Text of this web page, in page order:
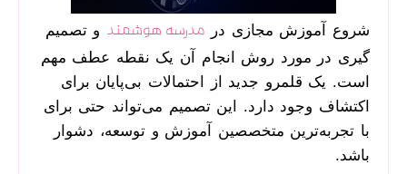
شروع آموزش مجازی در مدرسه هوشمند و تصمیم
گیری در مورد روش انجام آن یک نقطه عطف مهم
است. یک قلمرو جدید از احتمالات بی‌پایان برای
اکتشاف وجود دارد. این تصمیم می‌تواند حتی برای
با تجربه‌ترین متخصصین آموزش و توسعه، دشوار
باشد.